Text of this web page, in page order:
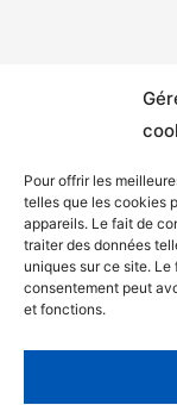
Pour offrir les
telles que les cookies
appareils. Le fait de
traiter des données
uniques sur ce site.
consentement peut
et fonctions.
Mentions
Politique de